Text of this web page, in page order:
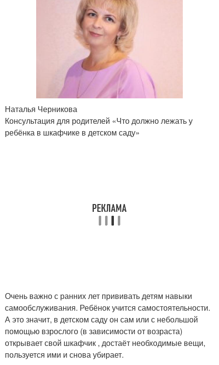
Наталья Черникова
Консультация для родителей «Что должно лежать у
ребёнка в шкафчике в детском саду»
Очень важно с ранних лет прививать детям навыки
самообслуживания. Ребёнок учится самостоятельности.
А это значит, в детском саду он сам или с небольшой
помощью взрослого (в зависимости от возраста)
открывает свой шкафчик , достаёт необходимые вещи,
пользуется ими и снова убирает.